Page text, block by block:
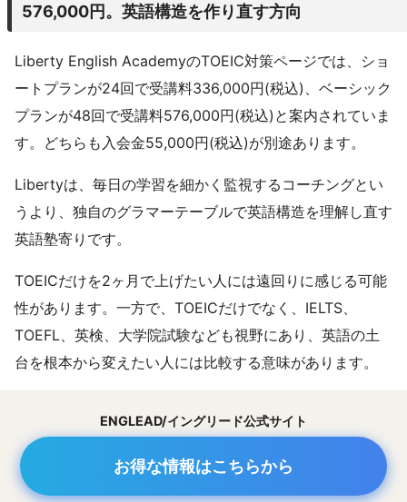
576,000円。英語構造を作り直す方向
Liberty English AcademyのTOEIC対策ページでは、ショ
ートプランが24回で受講料336,000円(税込)、ベーシック
プランが48回で受講料576,000円(税込)と案内されていま
す。どちらも入会金55,000円(税込)が別途あります。
Libertyは、毎日の学習を細かく監視するコーチングとい
うより、独自のグラマーテーブルで英語構造を理解し直す
英語塾寄りです。
TOEICだけを2ヶ月で上げたい人には遠回りに感じる可能
性があります。一方で、TOEICだけでなく、IELTS、
TOEFL、英検、大学院試験なども視野にあり、英語の土
台を根本から変えたい人には比較する意味があります。
ENGLEAD/イングリード公式サイト
お得な情報はこちらから